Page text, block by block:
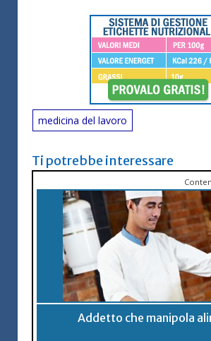
medicina del lavoro
Ti potrebbe interessare
Addetto che manipola